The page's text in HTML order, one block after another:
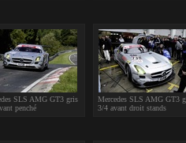
SLS AMG GT3 gris
penché
Mercedes SLS AMG GT3
3/4 avant droit stands